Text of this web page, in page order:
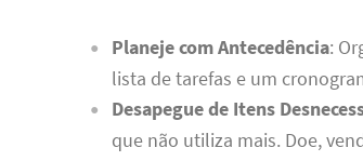
Planeje com Antecedência:
lista de tarefas e um
Desapegue de Itens
que não utiliza mais. Doe,